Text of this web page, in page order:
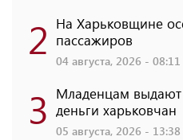
2 На Харьковщине
пассажиров
04 августа, 2026 - 08:11
3 Младенцам выдают
деньги харьковчан
05 августа, 2026 - 13:38